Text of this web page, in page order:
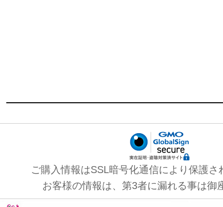
ご購入情報はSSL暗号化通信により保護さ
お客様の情報は、第3者に漏れる事は御